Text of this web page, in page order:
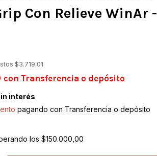
Con Relieve WinAr -
$3.719,01
con Transferencia o depósito
interés
pagando con Transferencia o depósito
los $150.000,00